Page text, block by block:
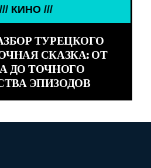
ТУРЕЦКОГО
СКАЗКА: ОТ
ДО ТОЧНОГО
ЭПИЗОДОВ